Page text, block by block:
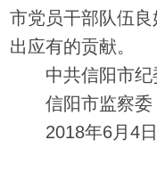
市党员干部队伍良
出应有的贡献。
中共信阳市纪
信阳市监察委
2018年6月4日